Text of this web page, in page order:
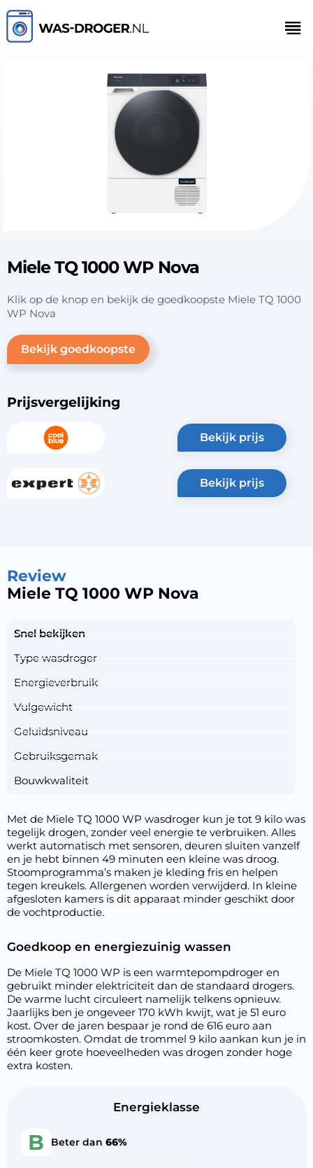
Miele TQ 1000 WP Nova
Klik op de knop en bekijk de goedkoopste Miele TQ 1000
WP Nova
Bekijk goedkoopste
Prijsvergelijking
bekijk prijs
bekijk prijs
Review
Miele TQ 1000 WP Nova
Snel bekijken
Type wasdroger
Energieverbruik
Vulgewicht
Geluidsniveau
Gebruiksgemak
Bouwkwaliteit
Met de Miele TQ 1000 WP wasdroger kun je tot 9 kilo was
tegelijk drogen, zonder veel energie te verbruiken. Alles
werkt automatisch met sensoren, deuren sluiten vanzelf
en je hebt binnen 49 minuten een kleine was droog.
Stoomprogramma’s maken je kleding fris en helpen
tegen kreukels. Allergenen worden verwijderd. In kleine
afgesloten kamers is dit apparaat minder geschikt door
de vochtproductie.
Goedkoop en energiezuinig wassen
De Miele TQ 1000 WP is een warmtepompdroger en
gebruikt minder elektriciteit dan de standaard drogers.
De warme lucht circuleert namelijk telkens opnieuw.
Jaarlijks ben je ongeveer 170 kWh kwijt, wat je 51 euro
kost. Over de jaren bespaar je rond de 616 euro aan
stroomkosten. Omdat de trommel 9 kilo aankan kun je in
één keer grote hoeveelheden was drogen zonder hoge
extra kosten.
Energieklasse
B Beter dan 66%